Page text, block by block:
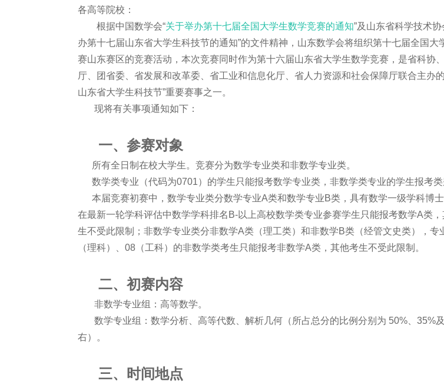
各高等院校：
根据中国数学会“关于举办第十七届全国大学生数学竞赛的通知”及山东省科学技术协
办第十七届山东省大学生科技节的通知”的文件精神，山东数学会将组织第十七届全国大
赛山东赛区的竞赛活动，本次竞赛同时作为第十六届山东省大学生数学竞赛，是省科协
厅、团省委、省发展和改革委、省工业和信息化厅、省人力资源和社会保障厅联合主办
山东省大学生科技节”重要赛事之一。
现将有关事项通知如下：
一、参赛对象
所有全日制在校大学生。竞赛分为数学专业类和非数学专业类。
数学类专业（代码为0701）的学生只能报考数学专业类，非数学类专业的学生报考类
本届竞赛初赛中，数学专业类分数学专业A类和数学专业B类，具有数学一级学科博
在最新一轮学科评估中数学学科排名B-以上高校数学类专业参赛学生只能报考数学A类
生不受此限制；非数学专业类分非数学A类（理工类）和非数学B类（经管文史类），专
（理科）、08（工科）的非数学类考生只能报考非数学A类，其他考生不受此限制。
二、初赛内容
非数学专业组：高等数学。
数学专业组：数学分析、高等代数、解析几何（所占总分的比例分别为 50%、35%
右）。
三、时间地点